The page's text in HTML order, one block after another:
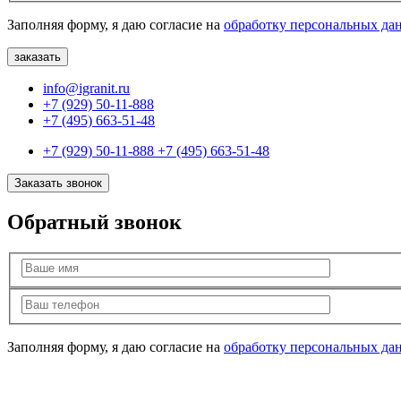
Заполняя форму, я даю согласие на обработку персональных
info@igranit.ru
+7 (929) 50-11-888
+7 (495) 663-51-48
+7 (929) 50-11-888 +7 (495) 663-51-48
Заказать звонок
Обратный звонок
Заполняя форму, я даю согласие на обработку персональных